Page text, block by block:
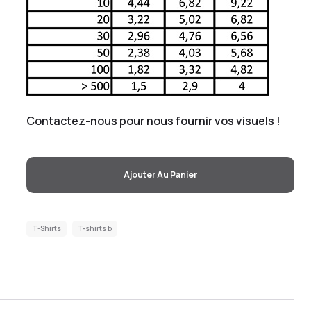
Contactez-nous pour nous fournir vos visuels !
Ajouter Au Panier
T-Shirts T-shirts b